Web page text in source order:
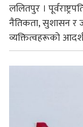
ललितपुर ।
नैतिकता, सुशासन र
व्यक्तित्वहरूको